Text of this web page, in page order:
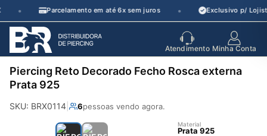
Pular
para
conteúdo
• Parcelamento em até 6x sem juros • Exclusivo p/
seu parceiro de crescimento Atendimento Minha Conta
Piercing Reto Decorado Fecho Rosca externa
Prata 925
SKU: BRX0114 6pessoas vendo agora.
Material
Prata 925